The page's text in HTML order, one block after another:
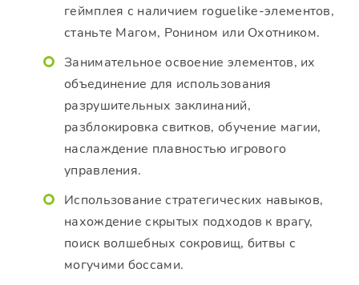
геймплея с наличием roguelike-элементов,
станьте Магом, Ронином или Охотником.
Занимательное освоение элементов, их
объединение для использования
разрушительных заклинаний,
разблокировка свитков, обучение магии,
наслаждение плавностью игрового
управления.
Использование стратегических навыков,
нахождение скрытых подходов к врагу,
поиск волшебных сокровищ, битвы с
могучими боссами.